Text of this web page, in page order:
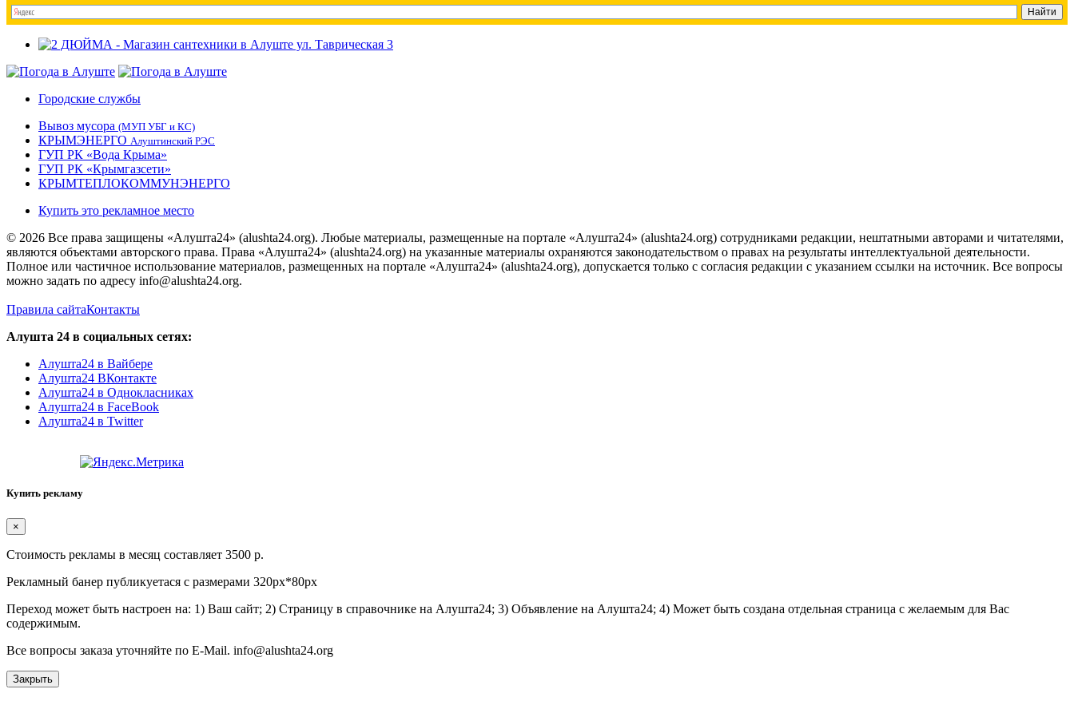
Городские службы
Вывоз мусора (МУП УБГ и КС)
КРЫМЭНЕРГО Алуштинский РЭС
ГУП РК «Вода Крыма»
ГУП РК «Крымгазсети»
КРЫМТЕПЛОКОММУНЭНЕРГО
Купить это рекламное место
© 2026 Все права защищены «Алушта24» (alushta24.org). Любые материалы, размещенные на портале «Алушта24» (alushta24.org) сотрудниками редакции, нештатными авторами и читателями,
являются объектами авторского права. Права «Алушта24» (alushta24.org) на указанные материалы охраняются законодательством о правах на результаты интеллектуальной деятельности.
Полное или частичное использование материалов, размещенных на портале «Алушта24» (alushta24.org), допускается только с согласия редакции с указанием ссылки на источник. Все вопросы
можно задать по адресу info@alushta24.org.
Правила сайтаКонтакты
Алушта 24 в социальных сетях:
Алушта24 в Вайбере
Алушта24 ВКонтакте
Алушта24 в Однокласниках
Алушта24 в FaceBook
Алушта24 в Twitter
Купить рекламу
×
Стоимость рекламы в месяц составляет 3500 р.
Рекламный банер публикуетася с размерами 320px*80px
Переход может быть настроен на: 1) Ваш сайт; 2) Страницу в справочнике на Алушта24; 3) Объявление на Алушта24; 4) Может быть создана отдельная страница с желаемым для Вас
содержимым.
Все вопросы заказа уточняйте по E-Mail. info@alushta24.org
Закрыть